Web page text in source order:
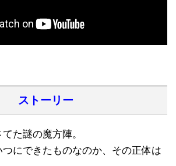
ストーリー
た謎の魔方陣。
にできたものなのか、その正体は